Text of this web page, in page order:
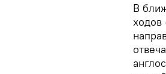
В
ходов